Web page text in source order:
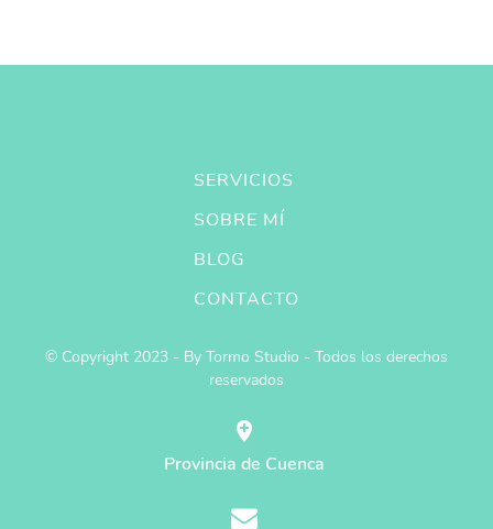
SERVICIOS
SOBRE MÍ
BLOG
CONTACTO
© Copyright 2023 - By Tormo Studio - Todos los derechos
reservados
Provincia de Cuenca